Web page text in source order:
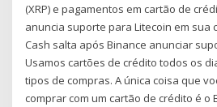
(XRP) e pagamentos em cartão de
anuncia suporte para Litecoin em sua
Cash salta após Binance anunciar
Usamos cartões de crédito todos os
tipos de compras. A única coisa que
comprar com um cartão de crédito é o